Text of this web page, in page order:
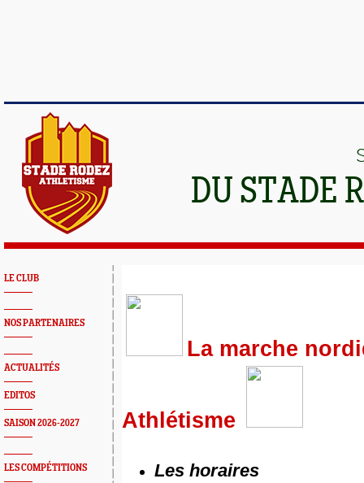
DU STADE
LE CLUB
NOS PARTENAIRES
ACTUALITÉS
EDITOS
SAISON 2026-2027
LES COMPÉTITIONS
La marche
Athlétisme
Les horaires